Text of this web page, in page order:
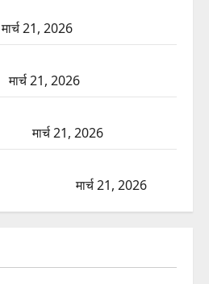
मार्च 21, 2026
मार्च 21, 2026
मार्च 21, 2026
मार्च 21, 2026